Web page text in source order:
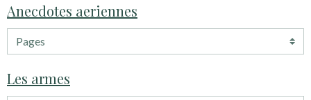
Anecdotes aeriennes
Les armes